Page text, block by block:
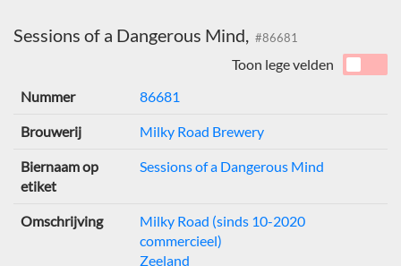
Sessions of a Dangerous Mind, #86681
Toon lege velden
Nummer
86681
Brouwerij Milky Road Brewery
Biernaam op
etiket
Sessions of a Dangerous Mind
Omschrijving
Milky Road (sinds 10-2020
commercieel)
Zeeland